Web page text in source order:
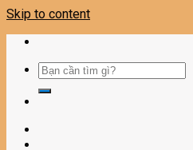
Skip to content